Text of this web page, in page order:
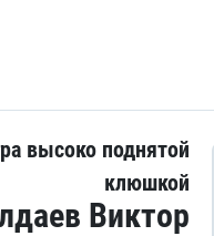
высоко поднятой
клюшкой
Виктор